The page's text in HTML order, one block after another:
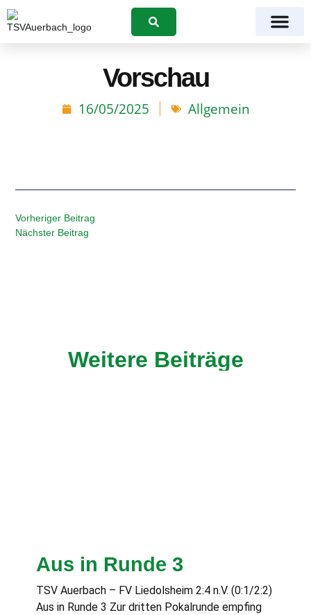
Suchen
Vorschau
16/05/2025 Allgemein
Vorheriger Beitrag
Nächster Beitrag
Weitere Beiträge
Aus in Runde 3
TSV Auerbach – FV Liedolsheim 2:4 n.V. (0:1/2:2)
Aus in Runde 3 Zur dritten Pokalrunde empfing